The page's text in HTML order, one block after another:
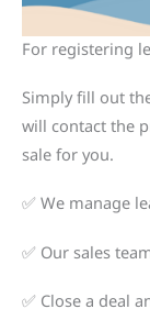
For registering
Simply fill out
will contact the
sale for you.
✅ We manage
✅ Our sales
✅ Close a deal